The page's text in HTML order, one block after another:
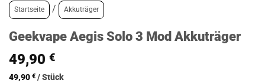
Startseite / Akkuträger
Geekvape Aegis Solo 3 Mod Akkuträger
49,90 €
49,90 € /Stück